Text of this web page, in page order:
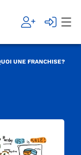
UNE FRANCHISE?